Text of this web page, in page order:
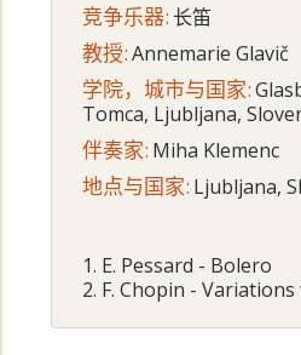
竞争乐器: 长笛
教授:Annemarie Glavič
学院，城市与国家:
Tomca, Ljubljana,
伴奏家: Miha Klemenc
地点与国家: Ljubljana,
1. E. Pessard - Bolero
2. F. Chopin -